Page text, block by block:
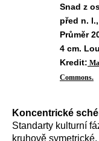
Snad z
před n.
Průměr
4 cm.
Kredit:
Commons.
Koncentrické
Standarty kulturní
kruhově